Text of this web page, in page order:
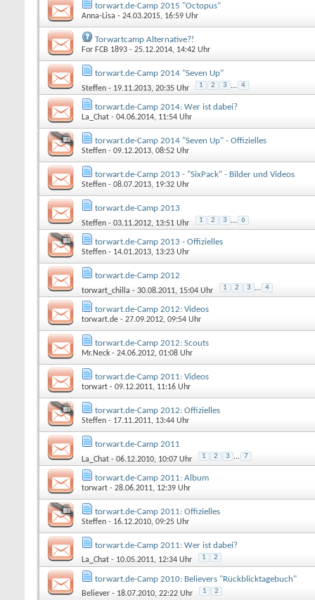
torwart.de-Camp 2015 "Octopus"
Anna-Lisa - 24.03.2015, 16:59 Uhr
Torwartcamp Alternative?!
For FCB 1893 - 25.12.2014, 14:42 Uhr
torwart.de-Camp 2014 "Seven Up"
Steffen - 19.11.2013, 20:35 Uhr 1 2 3 ... 4
torwart.de-Camp 2014: Wer ist dabei?
La_Chat - 04.06.2014, 11:54 Uhr
torwart.de-Camp 2014 "Seven Up" - Offizielles
Steffen - 09.12.2013, 08:52 Uhr
torwart.de-Camp 2013 - "SixPack" - Bilder und Videos
Steffen - 08.07.2013, 19:32 Uhr
torwart.de-Camp 2013
Steffen - 03.11.2012, 13:51 Uhr 1 2 3 ... 6
torwart.de-Camp 2013 - Offizielles
Steffen - 14.01.2013, 13:23 Uhr
torwart.de-Camp 2012
torwart_chilla - 30.08.2011, 15:04 Uhr 1 2 3 ... 4
torwart.de-Camp 2012: Videos
torwart.de - 27.09.2012, 09:54 Uhr
torwart.de-Camp 2012: Scouts
Mr.Neck - 24.06.2012, 01:08 Uhr
torwart.de-Camp 2011: Videos
torwart - 09.12.2011, 11:16 Uhr
torwart.de-Camp 2012: Offizielles
Steffen - 17.11.2011, 13:44 Uhr
torwart.de-Camp 2011
La_Chat - 06.12.2010, 10:07 Uhr 1 2 3 ... 7
torwart.de-Camp 2011: Album
torwart - 28.06.2011, 12:39 Uhr
torwart.de-Camp 2011: Offizielles
Steffen - 16.12.2010, 09:25 Uhr
torwart.de-Camp 2011: Wer ist dabei?
La_Chat - 10.05.2011, 12:34 Uhr 1 2
torwart.de-Camp 2010: Believers "Rückblicktagebuch"
Believer - 18.07.2010, 22:22 Uhr 1 2